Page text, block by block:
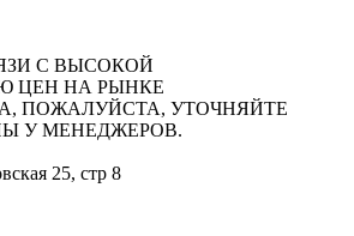
С ВЫСОКОЙ
ЦЕН НА РЫНКЕ
ПОЖАЛУЙСТА, УТОЧНЯЙТЕ
У МЕНЕДЖЕРОВ.
25, стр 8